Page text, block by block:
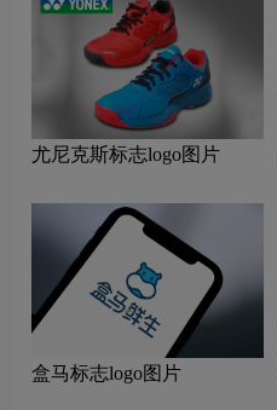
尤尼克斯标志logo图片
盒马标志logo图片